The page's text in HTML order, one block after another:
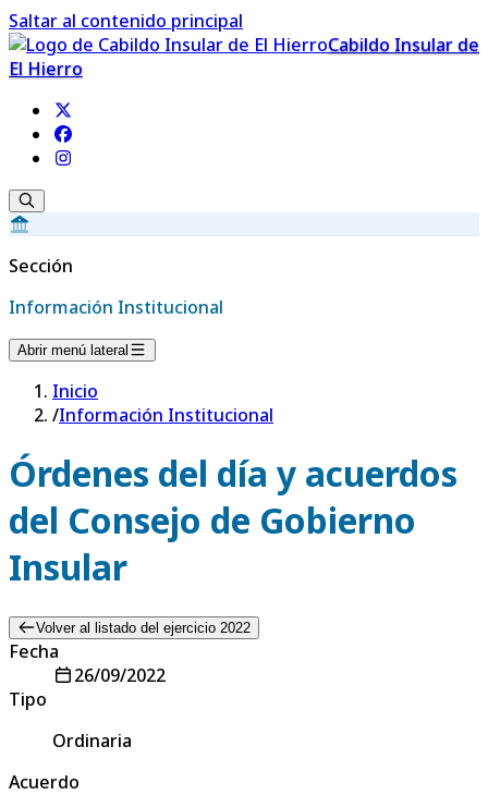
Saltar al contenido principal
Cabildo Insular de
El Hierro
Sección
Información Institucional
Abrir menú lateral
Inicio
/Información Institucional
Órdenes del día y acuerdos
del Consejo de Gobierno
Insular
Volver al listado del ejercicio 2022
Fecha
26/09/2022
Tipo
Ordinaria
Acuerdo